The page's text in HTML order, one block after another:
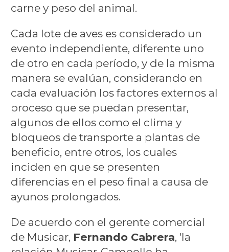
carne y peso del animal.
Cada lote de aves es considerado un
evento independiente, diferente uno
de otro en cada período, y de la misma
manera se evalúan, considerando en
cada evaluación los factores externos al
proceso que se puedan presentar,
algunos de ellos como el clima y
bloqueos de transporte a plantas de
beneficio, entre otros, los cuales
inciden en que se presenten
diferencias en el peso final a causa de
ayunos prolongados.
De acuerdo con el gerente comercial
de Musicar, Fernando Cabrera, 'la